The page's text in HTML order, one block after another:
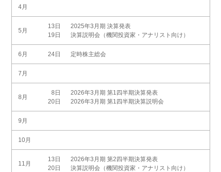
4月
5月
13日
19日
2025年3月期 決算発表
決算説明会（機関投資家・アナリスト向け）
6月 24日 定時株主総会
7月
8月
8日
20日
2026年3月期 第1四半期決算発表
2026年3月期 第1四半期決算説明会
9月
10月
11月
13日
20日
2026年3月期 第2四半期決算発表
決算説明会（機関投資家・アナリスト向け）